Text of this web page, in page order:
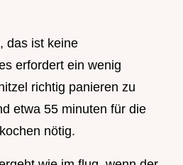
das ist keine
erfordert ein wenig
richtig panieren zu
etwa 55 minuten für die
nötig.